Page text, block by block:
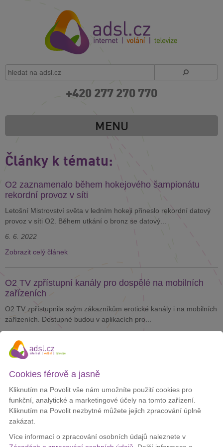
+420 277 270 770
MENU
Články k tématu:
O2 zaznamenalo během hokejového šampionátu
rekordní provoz v síti
Letošní Mistrovství světa v ledním hokeji přineslo rekordní datový
provoz v síti O2. Během utkání o bronz se datový...
6. 6. 2022
Zobrazit celý článek
O2 TV zpřístupní kanály pro dospělé na mobilních
zařízeních
O2 TV zpřístupnila svým zákazníkům erotické kanály i na mobilních
zařízeních. Dostupné budou v aplikacích pro...
Zobrazit celý článek
O2 představilo novou aplikaci O2 TV pro televize
Samsung
O2 aktualizovalo aplikaci O2 TV pro chytré televize Samsung.
Prostředí bude přehlednější a design sjednocený s...
7. 4. 2022
Cookies férově a jasně
Kliknutím na Povolit vše nám umožníte použití cookies pro
funkční, analytické a marketingové účely na tomto zařízení.
Kliknutím na Povolit nezbytné můžete jejich zpracování úplně
zakázat.
Více informací o zpracování osobních údajů naleznete v